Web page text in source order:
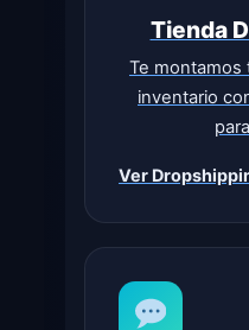
Tienda
Te montamos
inventario
Ver